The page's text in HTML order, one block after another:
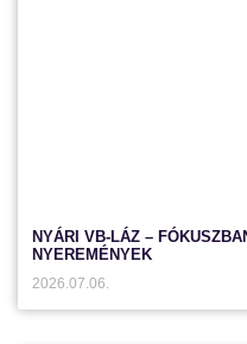
NYÁRI VB-LÁZ –
NYEREMÉNYEK
2026.07.06.